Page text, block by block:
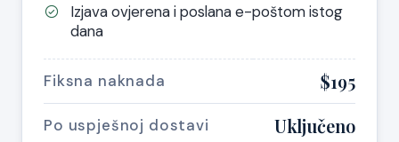
Izjava ovjerena i poslana e-poštom istog
dana
Fiksna naknada $195
Po uspješnoj dostavi Uključeno